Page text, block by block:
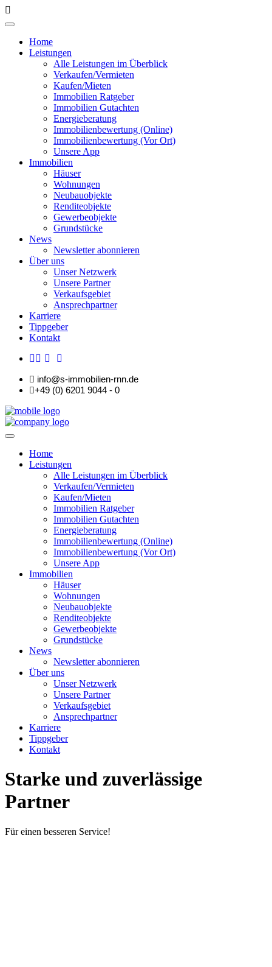
Home
Leistungen
Alle Leistungen im Überblick
Verkaufen/Vermieten
Kaufen/Mieten
Immobilien Ratgeber
Immobilien Gutachten
Energieberatung
Immobilienbewertung (Online)
Immobilienbewertung (Vor Ort)
Unsere App
Immobilien
Häuser
Wohnungen
Neubauobjekte
Renditeobjekte
Gewerbeobjekte
Grundstücke
News
Newsletter abonnieren
Über uns
Unser Netzwerk
Unsere Partner
Verkaufsgebiet
Ansprechpartner
Karriere
Tippgeber
Kontakt
info@s-immobilien-rnn.de
+49 (0) 6201 9044 - 0
Home
Leistungen
Alle Leistungen im Überblick
Verkaufen/Vermieten
Kaufen/Mieten
Immobilien Ratgeber
Immobilien Gutachten
Energieberatung
Immobilienbewertung (Online)
Immobilienbewertung (Vor Ort)
Unsere App
Immobilien
Häuser
Wohnungen
Neubauobjekte
Renditeobjekte
Gewerbeobjekte
Grundstücke
News
Newsletter abonnieren
Über uns
Unser Netzwerk
Unsere Partner
Verkaufsgebiet
Ansprechpartner
Karriere
Tippgeber
Kontakt
Starke und zuverlässige
Partner
Für einen besseren Service!